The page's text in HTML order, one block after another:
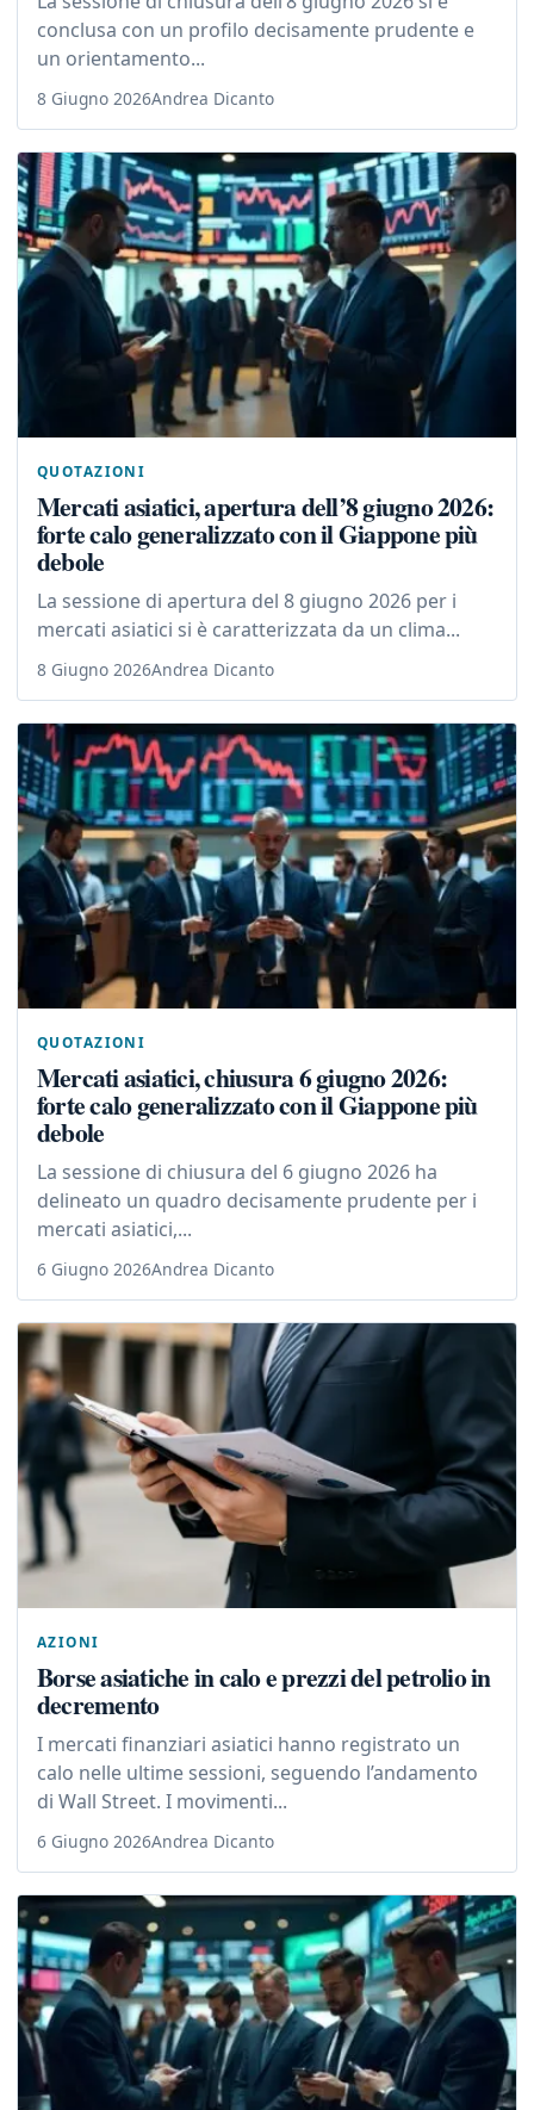
conclusa con un profilo decisamente prudente e
un orientamento...
8 Giugno 2026Andrea Dicanto
QUOTAZIONI
Mercati asiatici, apertura dell’8 giugno 2026:
forte calo generalizzato con il Giappone più
debole
La sessione di apertura del 8 giugno 2026 per i
mercati asiatici si è caratterizzata da un clima...
8 Giugno 2026Andrea Dicanto
QUOTAZIONI
Mercati asiatici, chiusura 6 giugno 2026:
forte calo generalizzato con il Giappone più
debole
La sessione di chiusura del 6 giugno 2026 ha
delineato un quadro decisamente prudente per i
mercati asiatici,...
6 Giugno 2026Andrea Dicanto
AZIONI
Borse asiatiche in calo e prezzi del petrolio in
decremento
I mercati finanziari asiatici hanno registrato un
calo nelle ultime sessioni, seguendo l’andamento
di Wall Street. I movimenti...
6 Giugno 2026Andrea Dicanto